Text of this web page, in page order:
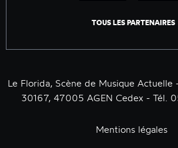
TOUS LES PARTENAIRES
Le Florida, Scène de Musique Actuelle
30167, 47005 AGEN Cedex - Tél.
Mentions légales